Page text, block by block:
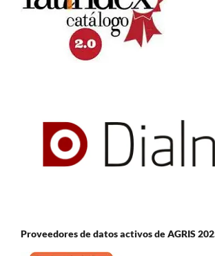
Proveedores de datos activos de AGRIS